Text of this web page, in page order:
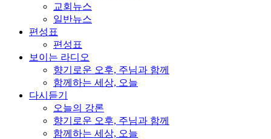
교회뉴스
일반뉴스
편성표
편성표
보이는 라디오
향기로운 오후, 주님과 함께
함께하는 세상, 오늘
다시듣기
오늘의 강론
향기로운 오후, 주님과 함께
함께하는 세상, 오늘